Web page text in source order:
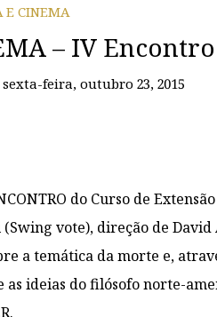
E CINEMA
– IV Encontro
sexta-feira, outubro 23, 2015
do Curso de Extensão
vote), direção de David
a temática da morte e,
as ideias do filósofo norte-